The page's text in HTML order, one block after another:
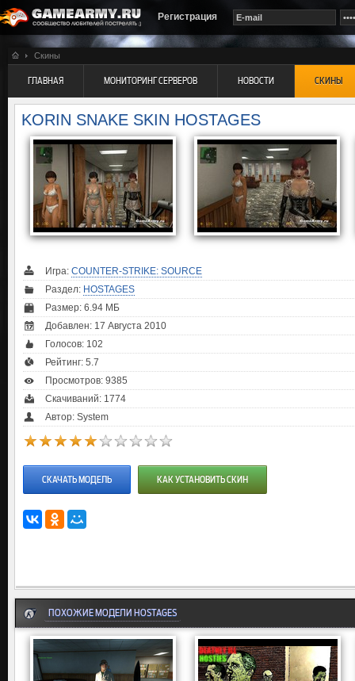
Регистрация
Скины
ГЛАВНАЯ МОНИТОРИНГ СЕРВЕРОВ НОВОСТИ СКИНЫ
KORIN SNAKE SKIN HOSTAGES
Игра: COUNTER-STRIKE: SOURCE
Раздел: HOSTAGES
Размер: 6.94 МБ
Добавлен: 17 Августа 2010
Голосов: 102
Рейтинг: 5.7
Просмотров: 9385
Скачиваний: 1774
Автор: System
СКАЧАТЬ МОДЕЛЬ КАК УСТАНОВИТЬ СКИН
ПОХОЖИЕ МОДЕЛИ HOSTAGES